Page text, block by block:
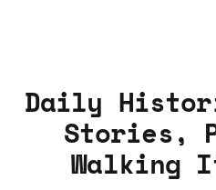
Daily
Stories,
Walking